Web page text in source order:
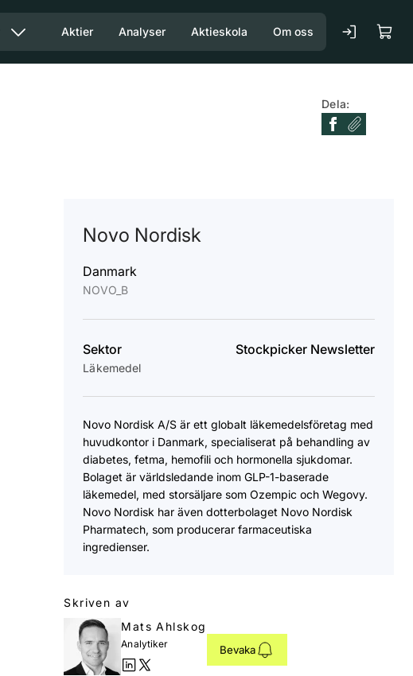
Aktier Analyser Aktieskola Om oss
Dela:
Novo Nordisk
Danmark
NOVO_B
Sektor
Läkemedel
Stockpicker Newsletter
Novo Nordisk A/S är ett globalt läkemedelsföretag med
huvudkontor i Danmark, specialiserat på behandling av
diabetes, fetma, hemofili och hormonella sjukdomar.
Bolaget är världsledande inom GLP-1-baserade
läkemedel, med storsäljare som Ozempic och Wegovy.
Novo Nordisk har även dotterbolaget Novo Nordisk
Pharmatech, som producerar farmaceutiska
ingredienser.
Skriven av
Mats Ahlskog
Analytiker Bevaka